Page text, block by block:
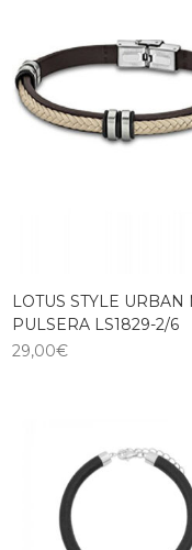
LOTUS STYLE URBAN
PULSERA LS1829-2/6
29,00€